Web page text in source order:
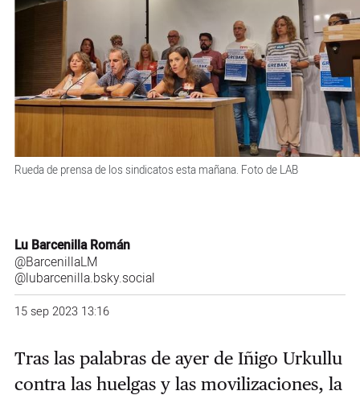
Rueda de prensa de los sindicatos esta mañana. Foto de LAB
Lu Barcenilla Román
@BarcenillaLM
@lubarcenilla.bsky.social
15 sep 2023 13:16
Tras las palabras de ayer de Iñigo Urkullu
contra las huelgas y las movilizaciones, la